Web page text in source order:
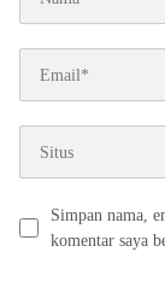
Simpan nama,
komentar saya